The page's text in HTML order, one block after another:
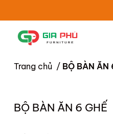
Trang chủ / BỘ BÀN ĂN
BỘ BÀN ĂN 6 GHẾ